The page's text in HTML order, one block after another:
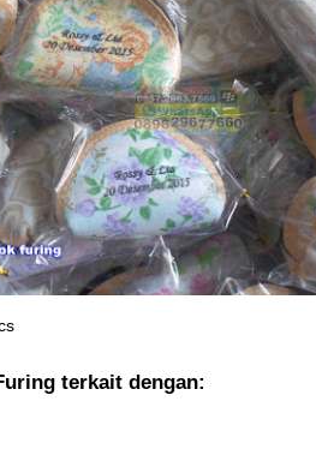
terkait dengan: